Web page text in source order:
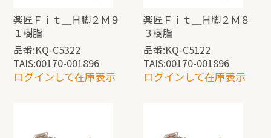
楽匠Ｆｉｔ＿Ｈ脚２Ｍ９
１樹脂
品番:KQ-C5322
TAIS:00170-001896
ログインして在庫表示
楽匠Ｆｉｔ＿Ｈ脚２Ｍ８
３樹脂
品番:KQ-C5122
TAIS:00170-001896
ログインして在庫表示